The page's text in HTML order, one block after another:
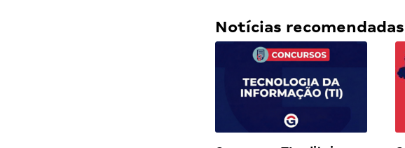
Notícias recomendadas